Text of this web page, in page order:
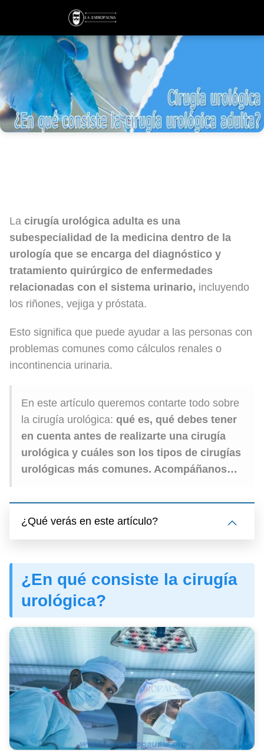
La cirugía urológica adulta es una
subespecialidad de la medicina dentro de la
urología que se encarga del diagnóstico y
tratamiento quirúrgico de enfermedades
relacionadas con el sistema urinario, incluyendo
los riñones, vejiga y próstata.
Esto significa que puede ayudar a las personas con
problemas comunes como cálculos renales o
incontinencia urinaria.
En este artículo queremos contarte todo sobre
la cirugía urológica: qué es, qué debes tener
en cuenta antes de realizarte una cirugía
urológica y cuáles son los tipos de cirugías
urológicas más comunes. Acompáñanos…
¿Qué verás en este artículo?
¿En qué consiste la cirugía
urológica?